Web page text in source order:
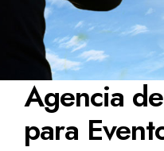
Agencia
para